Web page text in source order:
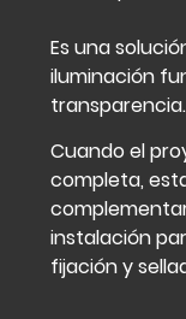
Es una
iluminación
transparencia.
Cuando el
completa,
instalación
fijación y